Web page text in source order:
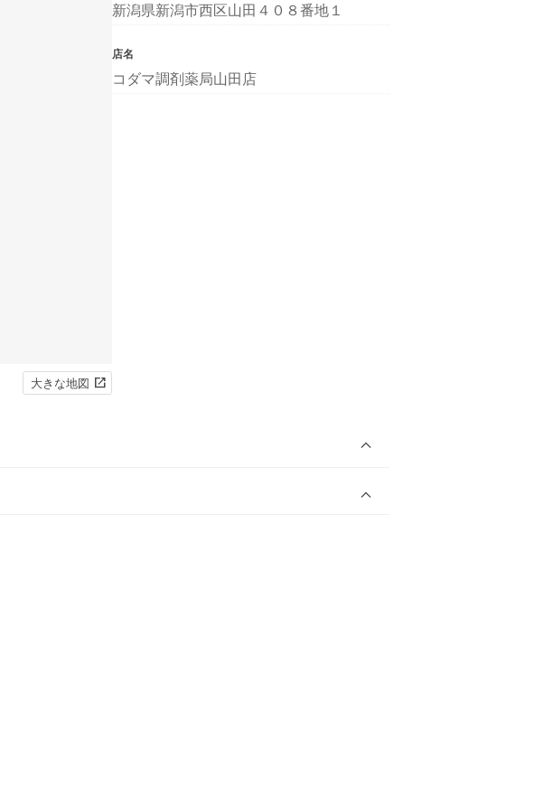
大きな地図
新潟県新潟市西区山田４０８番地１
店名
コダマ調剤薬局山田店